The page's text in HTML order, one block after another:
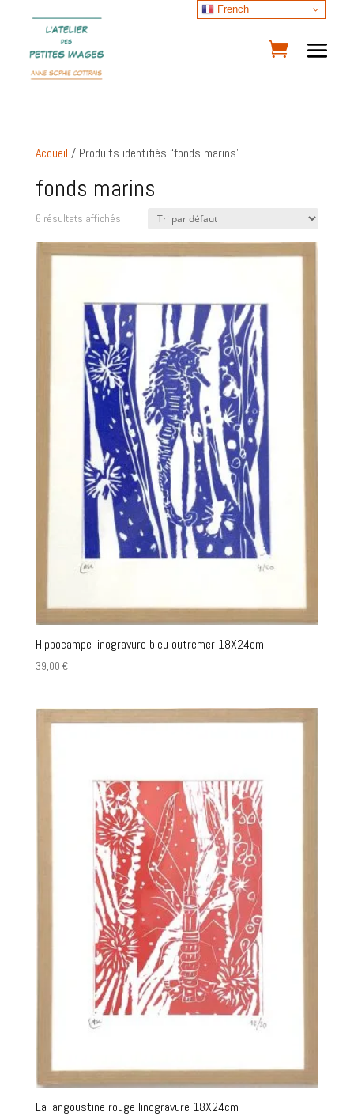
Accueil / Produits identifiés “fonds marins”
fonds marins
6 résultats affichés
Hippocampe linogravure bleu outremer 18X24cm
39,00 €
La langoustine rouge linogravure 18X24cm
French